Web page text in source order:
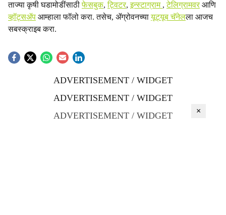
ताज्या कृषी घडामोडींसाठीफेसबुक,ट्विटर,इन्स्टाग्राम ,टेलिग्रामवरआणि
व्हॉट्सॲप आम्हाला फॉलो करा. तसेच, ॲग्रोवनच्यायूट्यूब चॅनेलला आजच
सबस्क्राइब करा.
ADVERTISEMENT / WIDGET
ADVERTISEMENT / WIDGET
ADVERTISEMENT / WIDGET
×